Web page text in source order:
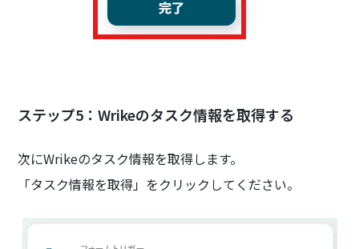
ステップ5：Wrikeのタスク情報を取得する
次にWrikeのタスク情報を取得します。
「タスク情報を取得」をクリックしてください。